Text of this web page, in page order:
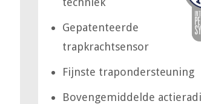
Gepatenteerde
trapkrachtsensor
Fijnste trapondersteuning
Bovengemiddelde